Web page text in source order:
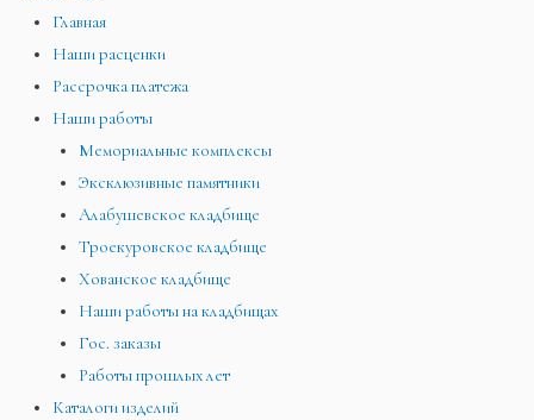
Главная
Наши расценки
Рассрочка платежа
Наши работы
Мемориальные комплексы
Эксклюзивные памятники
Алабушевское кладбище
Троекуровское кладбище
Хованское кладбище
Наши работы на кладбищах
Гос. заказы
Работы прошлых лет
Каталоги изделий